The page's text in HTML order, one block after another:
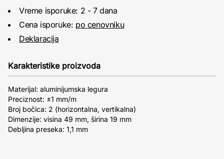
Vreme isporuke: 2 - 7 dana
Cena isporuke: po cenovniku
Deklaracija
Karakteristike proizvoda
Materijal: aluminijumska legura
Preciznost: ±1 mm/m
Broj bočica: 2 (horizontalna, vertikalna)
Dimenzije: visina 49 mm, širina 19 mm
Debljina preseka: 1,1 mm